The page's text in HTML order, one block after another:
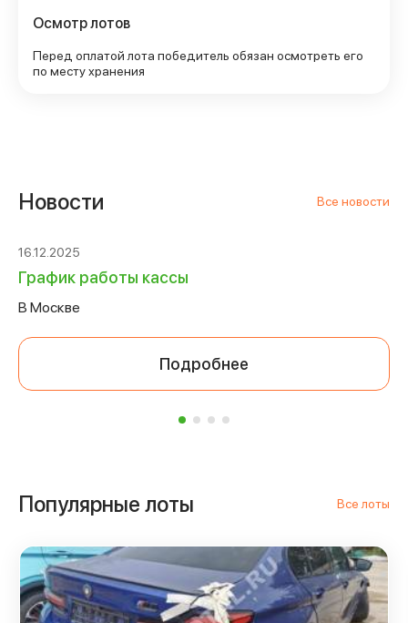
Осмотр лотов
Перед оплатой лота победитель обязан осмотреть его
по месту хранения
Новости Все новости
16.12.2025
График работы кассы
В Москве
Подробнее
Популярные лоты Все лоты